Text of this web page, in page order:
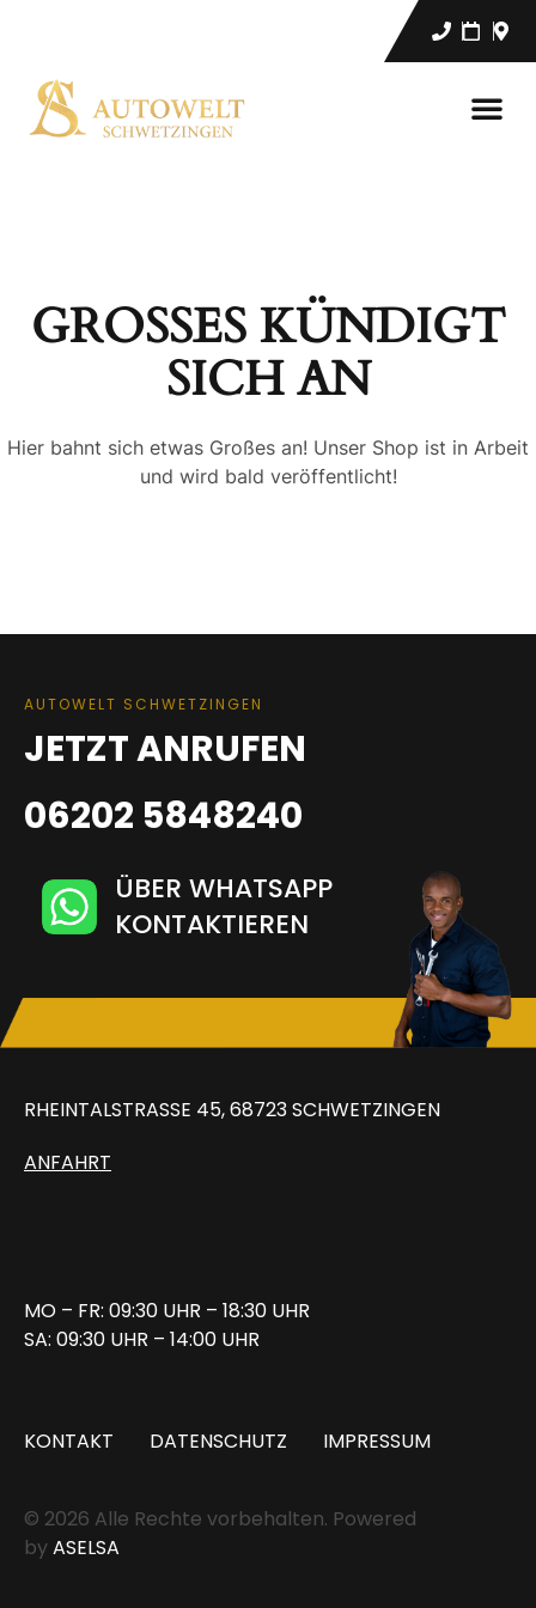
GROSSES KÜNDIGT S
ICH AN
Hier bahnt sich etwas Großes an! Unser Shop ist in Arbeit
und wird bald veröffentlicht!
AUTOWELT SCHWETZINGEN
JETZT ANRUFEN
06202 5848240
ÜBER WHATSAPP
KONTAKTIEREN
RHEINTALSTRASSE 45, 68723 SCHWETZINGEN
ANFAHRT
MO – FR: 09:30 UHR – 18:30 UHR
SA: 09:30 UHR – 14:00 UHR
KONTAKT DATENSCHUTZ IMPRESSUM
© 2026 Alle Rechte vorbehalten. Powered
byASELSA